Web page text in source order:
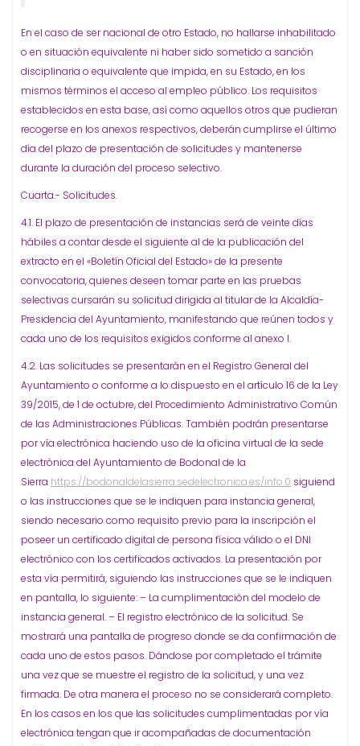
En el caso de ser nacional de otro Estado, no hallarse inhabilitado
o en situación equivalente ni haber sido sometido a sanción
disciplinaria o equivalente que impida, en su Estado, en los
mismos términos el acceso al empleo público. Los requisitos
establecidos en esta base, así como aquellos otros que pudieran
recogerse en los anexos respectivos, deberán cumplirse el último
día del plazo de presentación de solicitudes y mantenerse
durante la duración del proceso selectivo.
Cuarta.- Solicitudes.
4.1. El plazo de presentación de instancias será de veinte días
hábiles a contar desde el siguiente al de la publicación del
extracto en el «Boletín Oficial del Estado» de la presente
convocatoria, quienes deseen tomar parte en las pruebas
selectivas cursarán su solicitud dirigida al titular de la Alcaldía-
Presidencia del Ayuntamiento, manifestando que reúnen todos y
cada uno de los requisitos exigidos conforme al anexo I.
4.2. Las solicitudes se presentarán en el Registro General del
Ayuntamiento o conforme a lo dispuesto en el artículo 16 de la Ley
39/2015, de 1 de octubre, del Procedimiento Administrativo Común
de las Administraciones Públicas. También podrán presentarse
por vía electrónica haciendo uso de la oficina virtual de la sede
electrónica del Ayuntamiento de Bodonal de la
Sierra https://bodonaldelasierra.sedelectronica.es/info.0 siguiend
o las instrucciones que se le indiquen para instancia general,
siendo necesario como requisito previo para la inscripción el
poseer un certificado digital de persona física válido o el DNI
electrónico con los certificados activados. La presentación por
esta vía permitirá, siguiendo las instrucciones que se le indiquen
en pantalla, lo siguiente: – La cumplimentación del modelo de
instancia general. – El registro electrónico de la solicitud. Se
mostrará una pantalla de progreso donde se da confirmación de
cada uno de estos pasos. Dándose por completado el trámite
una vez que se muestre el registro de la solicitud, y una vez
firmada. De otra manera el proceso no se considerará completo.
En los casos en los que las solicitudes cumplimentadas por vía
electrónica tengan que ir acompañadas de documentación